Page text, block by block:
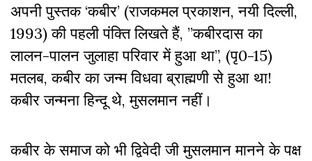
अपनी पुस्तक ‘कबीर’ (राजकमल प्रकाशन, नयी दिल्ली,
1993) की पहली पंक्ति लिखते हैं, ”कबीरदास का
लालन-पालन जुलाहा परिवार में हुआ था’’, (पृ0-15)
मतलब, कबीर का जन्म विधवा ब्राह्मणी से हुआ था!
कबीर जन्मना हिन्दू थे, मुसलमान नहीं।
कबीर के समाज को भी द्विवेदी जी मुसलमान मानने के पक्ष